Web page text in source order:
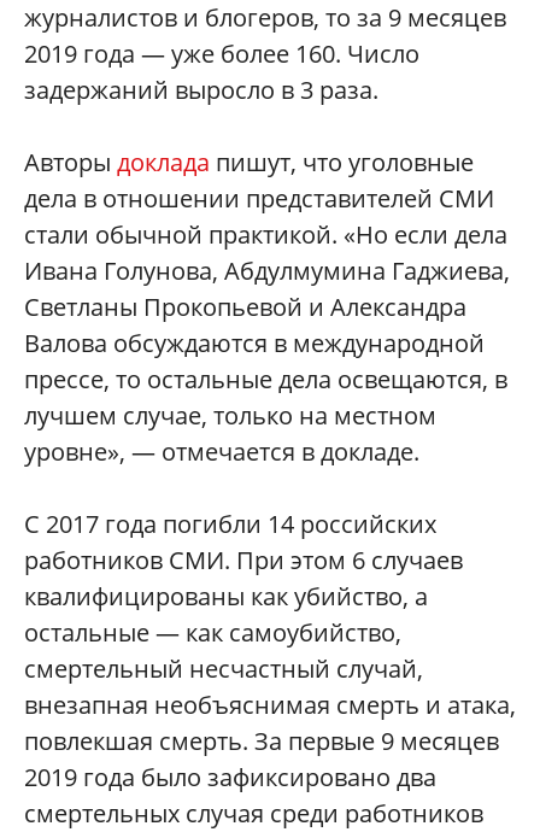
журналистов и блогеров, то за 9 месяцев
2019 года — уже более 160. Число
задержаний выросло в 3 раза.
Авторы доклада пишут, что уголовные
дела в отношении представителей СМИ
стали обычной практикой. «Но если дела
Ивана Голунова, Абдулмумина Гаджиева,
Светланы Прокопьевой и Александра
Валова обсуждаются в международной
прессе, то остальные дела освещаются, в
лучшем случае, только на местном
уровне», — отмечается в докладе.
С 2017 года погибли 14 российских
работников СМИ. При этом 6 случаев
квалифицированы как убийство, а
остальные — как самоубийство,
смертельный несчастный случай,
внезапная необъяснимая смерть и атака,
повлекшая смерть. За первые 9 месяцев
2019 года было зафиксировано два
смертельных случая среди работников